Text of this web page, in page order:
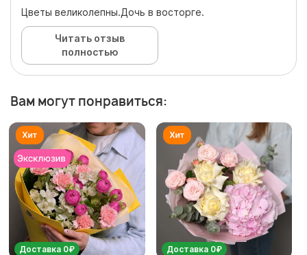
Цветы великолепны.Дочь в восторге.
Читать отзыв
полностью
Вам могут понравиться:
Доставка 0₽ Доставка 0₽